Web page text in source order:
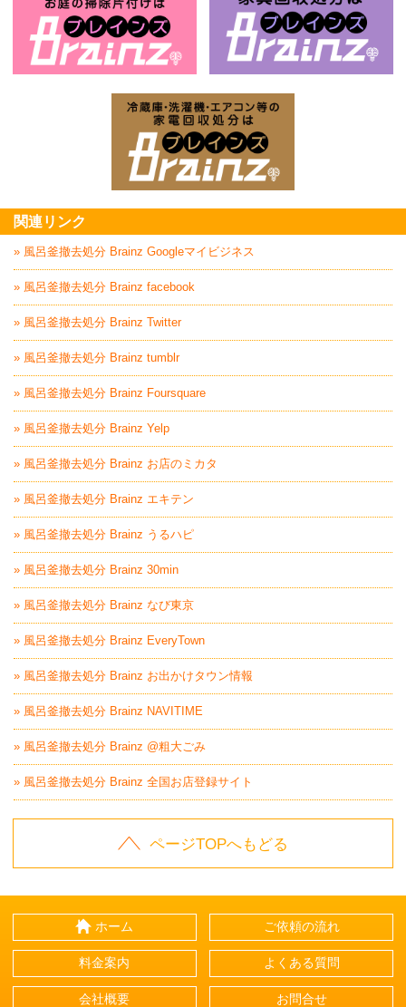
関連リンク
» 風呂釜撤去処分 Brainz Googleマイビジネス
» 風呂釜撤去処分 Brainz facebook
» 風呂釜撤去処分 Brainz Twitter
» 風呂釜撤去処分 Brainz tumblr
» 風呂釜撤去処分 Brainz Foursquare
» 風呂釜撤去処分 Brainz Yelp
» 風呂釜撤去処分 Brainz お店のミカタ
» 風呂釜撤去処分 Brainz エキテン
» 風呂釜撤去処分 Brainz うるハピ
» 風呂釜撤去処分 Brainz 30min
» 風呂釜撤去処分 Brainz なび東京
» 風呂釜撤去処分 Brainz EveryTown
» 風呂釜撤去処分 Brainz お出かけタウン情報
» 風呂釜撤去処分 Brainz NAVITIME
» 風呂釜撤去処分 Brainz @粗大ごみ
» 風呂釜撤去処分 Brainz 全国お店登録サイト
ページTOPへもどる
ホーム ご依頼の流れ
料金案内 よくある質問
会社概要 お問合せ